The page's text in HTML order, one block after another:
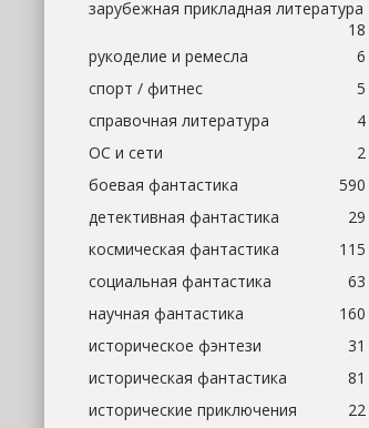
зарубежная прикладная литература
18
рукоделие и ремесла
6
спорт / фитнес
5
справочная литература
4
ОС и сети
2
боевая фантастика
590
детективная фантастика
29
космическая фантастика
115
социальная фантастика
63
научная фантастика
160
историческое фэнтези
31
историческая фантастика
81
исторические приключения
22